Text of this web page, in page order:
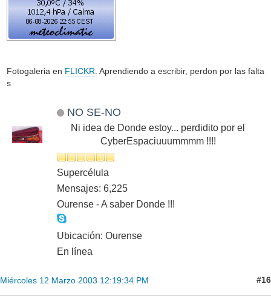
Fotogaleria en FLICKR. Aprendiendo a escribir, perdon por las falta
s
NO SE-NO
Ni idea de Donde estoy... perdidito por el
CyberEspaciuuummmm !!!!
Supercélula
Mensajes: 6,225
Ourense - A saber Donde !!!
Ubicación: Ourense
En línea
Miércoles 12 Marzo 2003 12:19:34 PM #16